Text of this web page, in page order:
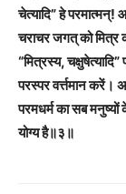
चेत्यादि”हे परमात्मन्!
चराचर जगत् को मित्र
“मित्रस्य, चक्षुषेत्यादि”
परस्पर वर्त्तमान करें।
परमधर्म का सब मनुष्यों
योग्य है॥३॥